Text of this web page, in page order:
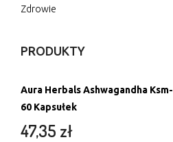
Zdrowie
PRODUKTY
Aura Herbals Ashwagandha
60 Kapsułek
47,35 zł